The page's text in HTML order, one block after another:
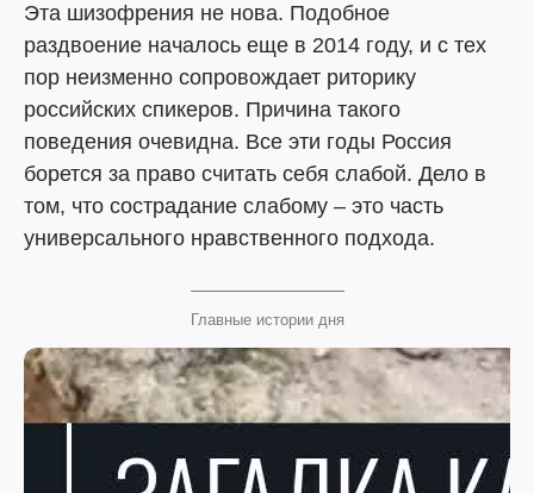
Эта шизофрения не нова. Подобное
раздвоение началось еще в 2014 году, и с тех
пор неизменно сопровождает риторику
российских спикеров. Причина такого
поведения очевидна. Все эти годы Россия
борется за право считать себя слабой. Дело в
том, что сострадание слабому – это часть
универсального нравственного подхода.
Главные истории дня